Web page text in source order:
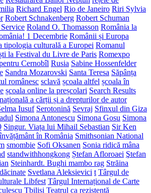
Richard Engel Rio de Janeiro Riri Sylvia
Robert Schnakenberg Robert Schuman
Roland O. Thomasson România la
1 Decembrie Românii și Europa
tipologia culturală a Europei Romanul
la Festival du Livre de Paris Romexpo
Cernobîl Rusia Sabine Hossenfelder
Sandra Mozarovski Santa Teresa Săpânța
românesc sclavă școala altfel școala în
școala online la preșcolari Search Results
a cărții și a drepturilor de autor
Iusuf Serotonină Sevraj Sfinxul din Giza
Simona Antonescu Simona Gosu Simona
Singur. Viața lui Mihail Sebastian Sir Ken
în România Smithsonian National
smombie Sofi Oksanen Sonia ridică mâna
standwithhongkong Ștefan Afloroaei Ştefan
Steinhardt. Bughi mambo rag Străina
Svetlana Aleksievici t Târgul de
Libfest Târgul Internațional de Carte
Tbilisi Teatrul ca rezistență